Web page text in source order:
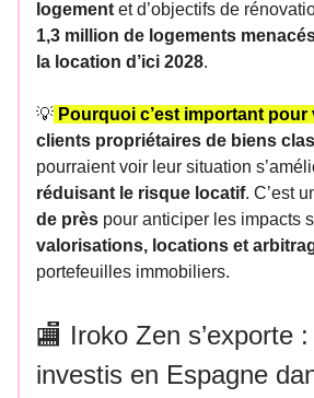
logementet d’objectifs de
1,3 million de logements
la location d’ici 2028.
💡 Pourquoi c’est important pour
clients propriétaires de biens
pourraient voir leur situation
réduisant le risque locatif. C’est
de près pour anticiper les impacts
valorisations, locations et
portefeuilles immobiliers.
🏬 Iroko Zen s’exporte
investis en Espagne